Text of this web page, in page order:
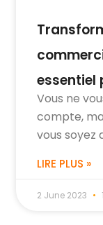
essentiel
Vous ne
compte,
vous soyez
LIRE PLUS »
2 June 2023